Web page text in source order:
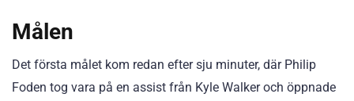
Målen
Det första målet kom redan efter sju minuter, där Philip
Foden tog vara på en assist från Kyle Walker och öppnade